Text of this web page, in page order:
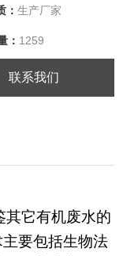
： 生产厂家
： 1259
联系我们
其它有机废水的
要包括生物法